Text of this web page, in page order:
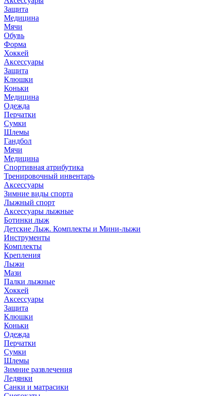
Защита
Медицина
Мячи
Обувь
Форма
Хоккей
Аксессуары
Защита
Клюшки
Коньки
Медицина
Одежда
Перчатки
Сумки
Шлемы
Гандбол
Мячи
Медицина
Спортивная атрибутика
Тренировочный инвентарь
Аксессуары
Зимние виды спорта
Лыжный спорт
Аксессуары лыжные
Ботинки лыж
Детские Лыж. Комплекты и Мини-лыжи
Инструменты
Комплекты
Крепления
Лыжи
Мази
Палки лыжные
Хоккей
Аксессуары
Защита
Клюшки
Коньки
Одежда
Перчатки
Сумки
Шлемы
Зимние развлечения
Ледянки
Санки и матрасики